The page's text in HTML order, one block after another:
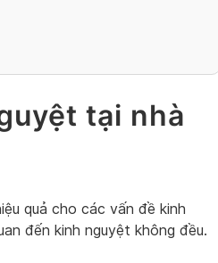
tại nhà
quả cho các vấn đề kinh
đến kinh nguyệt không đều.